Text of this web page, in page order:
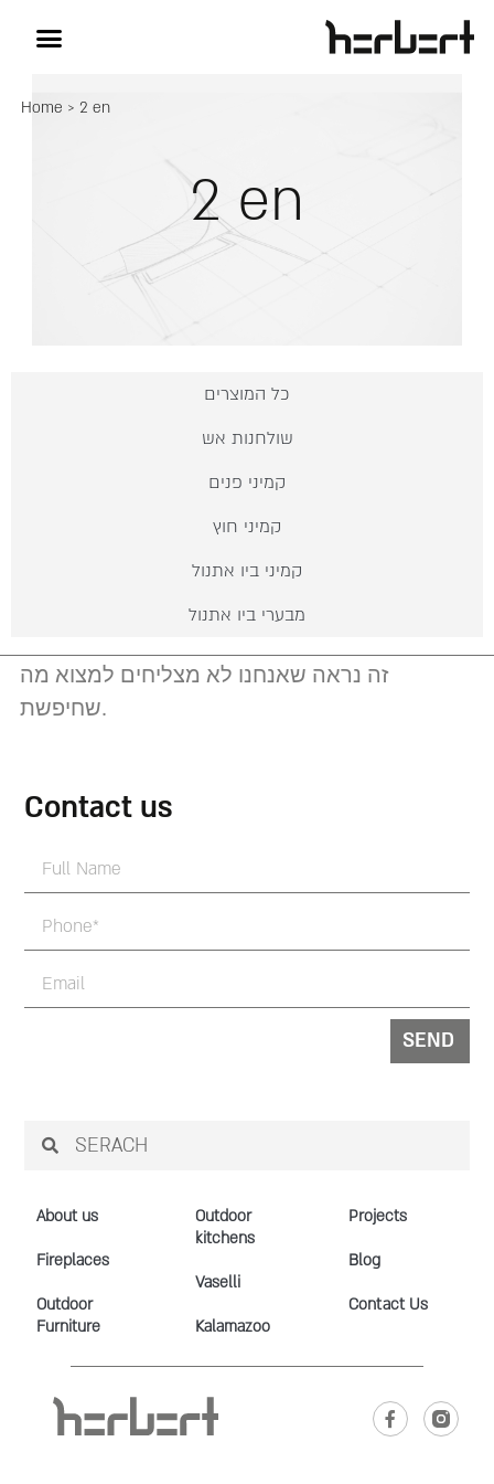
Home > 2 en
2 en
כל המוצרים
שולחנות אש
קמיני פנים
קמיני חוץ
קמיני ביו אתנול
מבערי ביו אתנול
זה נראה שאנחנו לא מצליחים למצוא מה
שחיפשת.
Contact us
SEND
About us
Fireplaces
Outdoor
Furniture
Outdoor
kitchens
Vaselli
Kalamazoo
Projects
Blog
Contact Us